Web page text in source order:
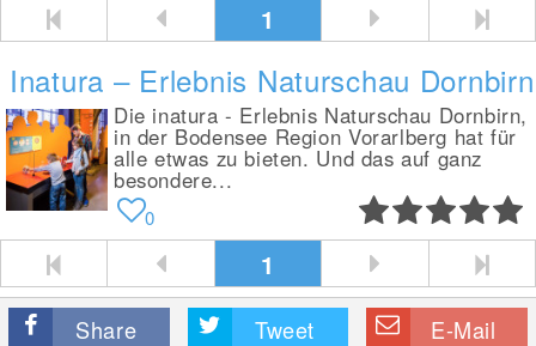
1
Inatura – Erlebnis Naturschau Dornbirn
Die inatura - Erlebnis Naturschau Dornbirn,
in der Bodensee Region Vorarlberg hat für
alle etwas zu bieten. Und das auf ganz
besondere...
0
1
Share Tweet E-Mail